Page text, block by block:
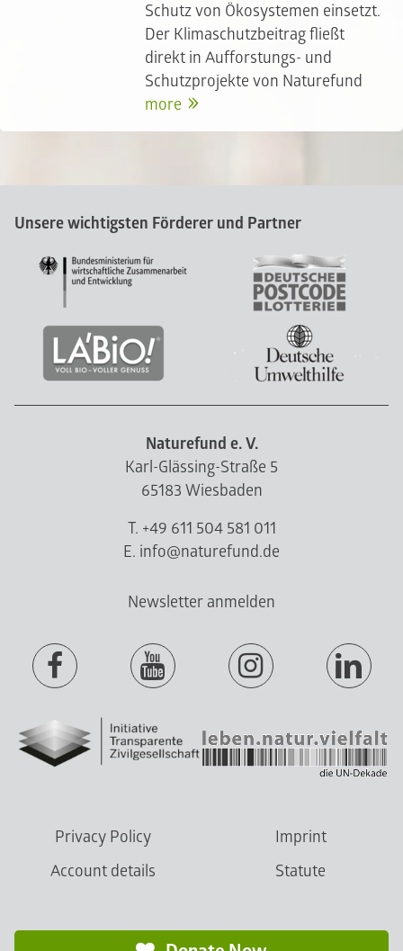
Schutz von Ökosystemen einsetzt.
Der Klimaschutzbeitrag fließt
direkt in Aufforstungs- und
Schutzprojekte von Naturefund
more
Unsere wichtigsten Förderer und Partner
Naturefund e. V.
Karl-Glässing-Straße 5
65183 Wiesbaden
T. +49 611 504 581 011
E. info@naturefund.de
Newsletter anmelden
Privacy Policy
Imprint
Account details
Statute